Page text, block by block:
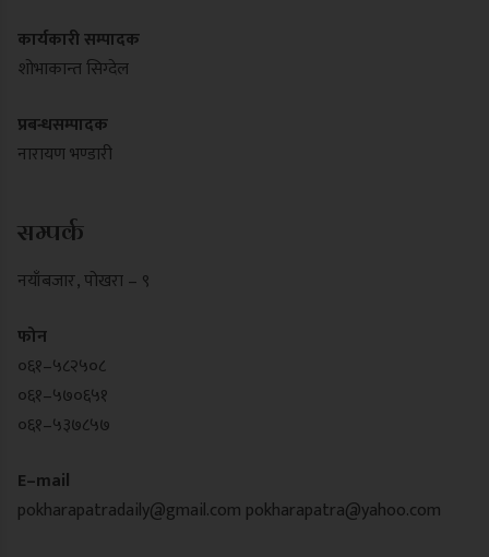
कार्यकारी सम्पादक
शोभाकान्त सिग्देल
प्रबन्धसम्पादक
नारायण भण्डारी
सम्पर्क
नयाँबजार , पोखरा – ९
फोन
०६१–५८२५०८
०६१–५७०६५१
०६१–५३७८५७
E–mail
pokharapatradaily@gmail.com pokharapatra@yahoo.com